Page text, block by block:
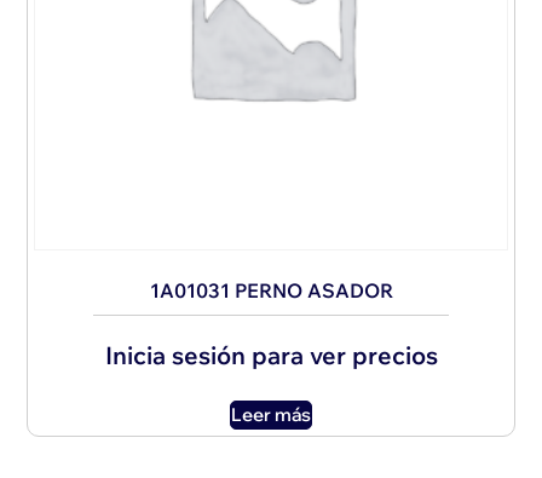
1A01031 PERNO ASADOR
Inicia sesión para ver precios
Leer más